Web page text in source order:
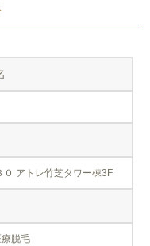
アトレ竹芝タワー棟3F
脱毛